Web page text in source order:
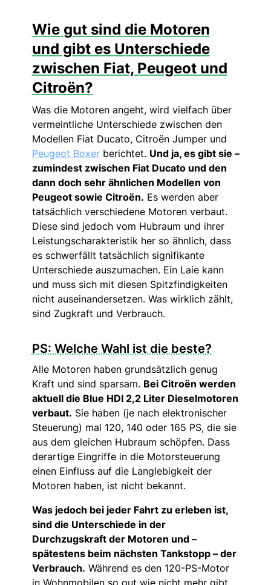
Wie gut sind die Motoren
und gibt es Unterschiede
zwischen Fiat, Peugeot und
Citroën?
Was die Motoren angeht, wird vielfach über
vermeintliche Unterschiede zwischen den
Modellen Fiat Ducato, Citroën Jumper und
Peugeot Boxerberichtet. Und ja, es gibt sie –
zumindest zwischen Fiat Ducato und den
dann doch sehr ähnlichen Modellen von
Peugeot sowie Citroën. Es werden aber
tatsächlich verschiedene Motoren verbaut.
Diese sind jedoch vom Hubraum und ihrer
Leistungscharakteristik her so ähnlich, dass
es schwerfällt tatsächlich signifikante
Unterschiede auszumachen. Ein Laie kann
und muss sich mit diesen Spitzfindigkeiten
nicht auseinandersetzen. Was wirklich zählt,
sind Zugkraft und Verbrauch.
PS: Welche Wahl ist die beste?
Alle Motoren haben grundsätzlich genug
Kraft und sind sparsam. Bei Citroën werden
aktuell die Blue HDI 2,2 Liter Dieselmotoren
verbaut. Sie haben (je nach elektronischer
Steuerung) mal 120, 140 oder 165 PS, die sie
aus dem gleichen Hubraum schöpfen. Dass
derartige Eingriffe in die Motorsteuerung
einen Einfluss auf die Langlebigkeit der
Motoren haben, ist nicht bekannt.
Was jedoch bei jeder Fahrt zu erleben ist,
sind die Unterschiede in der
Durchzugskraft der Motoren und –
spätestens beim nächsten Tankstopp – der
Verbrauch. Während es den 120-PS-Motor
in Wohnmobilen so gut wie nicht mehr gibt,